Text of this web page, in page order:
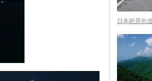
日本絶景街